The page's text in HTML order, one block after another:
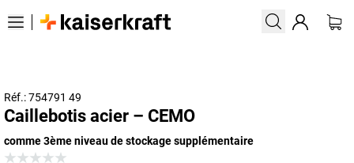
Réf.: 754791 49
Caillebotis acier – CEMO
comme 3ème niveau de stockage supplémentaire